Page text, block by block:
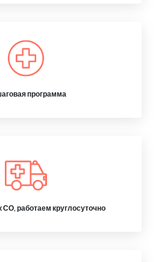
программа
СО, работаем круглосуточно